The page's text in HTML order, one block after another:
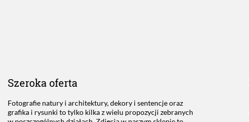
Szeroka oferta
Fotografie natury i architektury, dekory i sentencje oraz
grafika i rysunki to tylko kilka z wielu propozycji zebranych